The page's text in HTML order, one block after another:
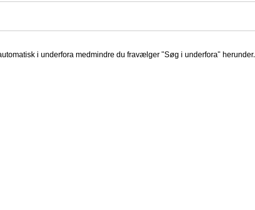
i underfora medmindre du fravælger "Søg i underfora" herunder.